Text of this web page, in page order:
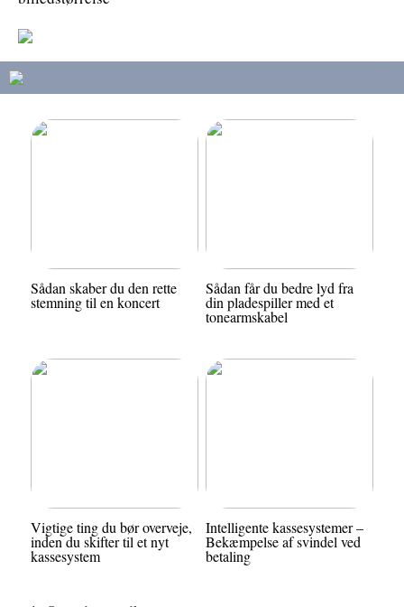
Sådan skaber du den rette
stemning til en koncert
Sådan får du bedre lyd fra
din pladespiller med et
tonearmskabel
Vigtige ting du bør overveje,
inden du skifter til et nyt
kassesystem
Intelligente kassesystemer –
Bekæmpelse af svindel ved
betaling